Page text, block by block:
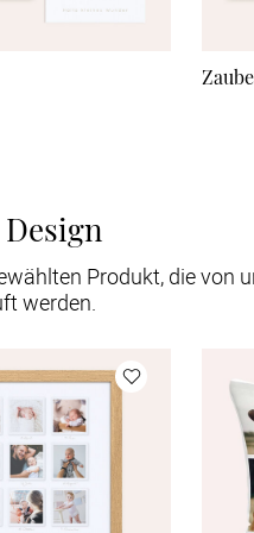
Produkt, die von
werden.